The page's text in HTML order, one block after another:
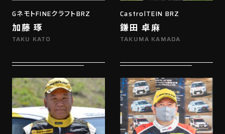
GネモトFINEクラフトBRZ
加藤 琢
TAKU KATO
CastrolTEIN BRZ
鎌田 卓麻
TAKUMA KAMADA